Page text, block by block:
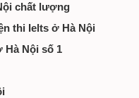
chất lượng
thi Ielts ở Hà Nội
Hà Nội số 1